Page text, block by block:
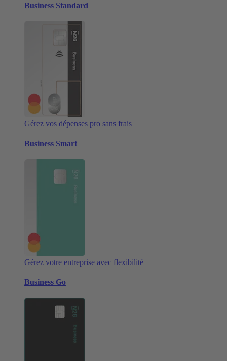
Business Standard
Gérez vos dépenses pro sans frais
Business Smart
Gérez votre entreprise avec flexibilité
Business Go